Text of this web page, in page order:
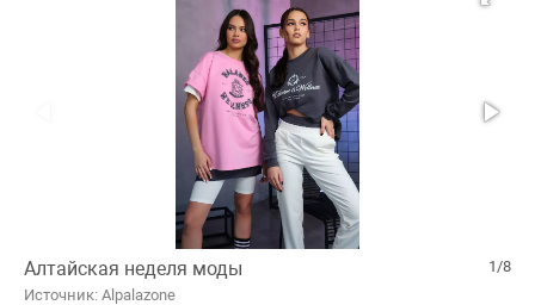
1/8
Алтайская неделя моды
Источник: Alpalazone